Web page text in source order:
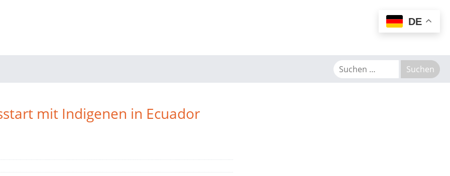
MENU
mit Indigenen in Ecuador
DE